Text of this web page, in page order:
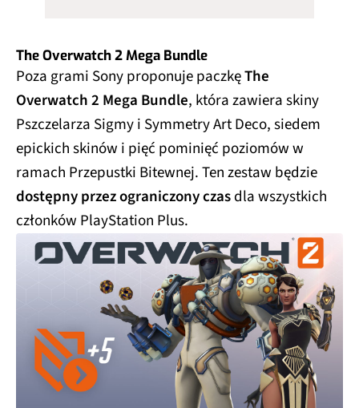
The Overwatch 2 Mega Bundle
Poza grami Sony proponuje paczkęThe
Overwatch 2 Mega Bundle, która zawiera skiny
Pszczelarza Sigmy i Symmetry Art Deco, siedem
epickich skinów i pięć pominięć poziomów w
ramach Przepustki Bitewnej. Ten zestaw będzie
dostępny przez ograniczony czasdla wszystkich
członków PlayStation Plus.